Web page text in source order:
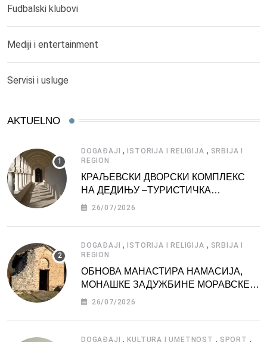
Fudbalski klubovi
Mediji i entertainment
Servisi i usluge
AKTUELNO
DOGAĐAJI , ISTORIJA I RELIGIJA , SRBIJA I
REGION
КРАЉЕВСКИ ДВОРСКИ КОМПЛЕКС
НА ДЕДИЊУ –ТУРИСТИЧКА
АТРАКЦИЈА
26/07/2026
DOGAĐAJI , ISTORIJA I RELIGIJA , SRBIJA I
REGION
ОБНОВА МАНАСТИРА НАМАСИЈА,
МОНАШКЕ ЗАДУЖБИНЕ МОРАВСКЕ
СРБИЈЕ
26/07/2026
DOGAĐAJI ,KULTURA I UMETNOST , SPORT ,